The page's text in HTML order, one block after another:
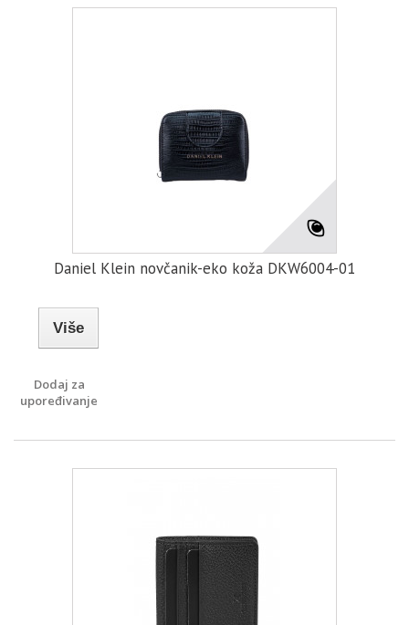
Daniel Klein novčanik-eko koža DKW6004-01
Više
Dodaj za
upoređivanje